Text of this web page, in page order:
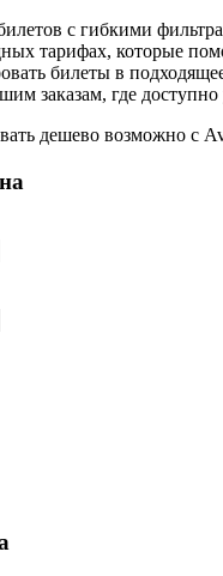
с гибкими
тарифах, которые
билеты в
заказам, где
дешево возможно с